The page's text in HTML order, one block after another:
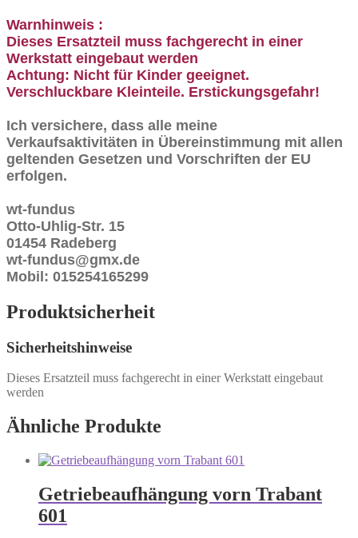
Warnhinweis :
Dieses Ersatzteil muss fachgerecht in einer
Werkstatt eingebaut werden
Achtung: Nicht für Kinder geeignet.
Verschluckbare Kleinteile. Erstickungsgefahr!
Ich versichere, dass alle meine
Verkaufsaktivitäten in Übereinstimmung mit allen
geltenden Gesetzen und Vorschriften der EU
erfolgen.
wt-fundus
Otto-Uhlig-Str. 15
01454 Radeberg
wt-fundus@gmx.de
Mobil: 015254165299
Produktsicherheit
Sicherheitshinweise
Dieses Ersatzteil muss fachgerecht in einer Werkstatt eingebaut
werden
Ähnliche Produkte
Getriebeaufhängung vorn Trabant
601